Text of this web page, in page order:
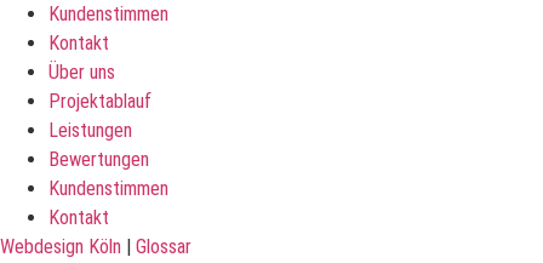
Kundenstimmen
Kontakt
Über uns
Projektablauf
Leistungen
Bewertungen
Kundenstimmen
Kontakt
Webdesign Köln
Glossar